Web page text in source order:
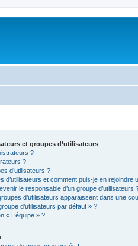
et groupes d’utilisateurs
?
?
d’utilisateurs ?
d’utilisateurs et comment puis-je en rejoindre
le responsable d’un groupe d’utilisateurs
d’utilisateurs apparaissent dans une
d’utilisateurs par défaut » ?
« L’équipe » ?